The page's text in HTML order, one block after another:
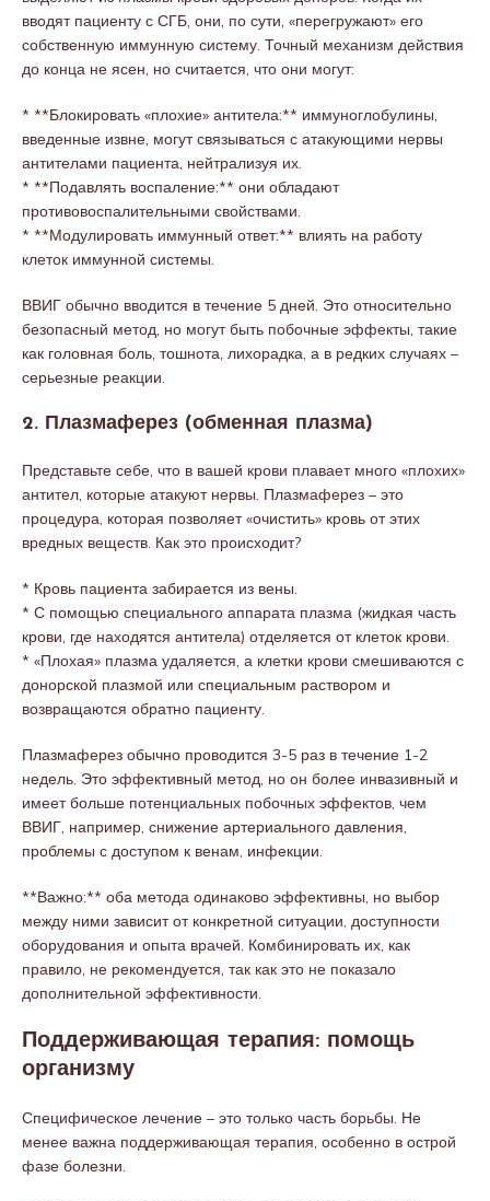
вводят пациенту с СГБ, они, по сути, «перегружают» его
собственную иммунную систему. Точный механизм действия
до конца не ясен, но считается, что они могут:
* **Блокировать «плохие» антитела:** иммуноглобулины,
введенные извне, могут связываться с атакующими нервы
антителами пациента, нейтрализуя их.
* **Подавлять воспаление:** они обладают
противовоспалительными свойствами.
* **Модулировать иммунный ответ:** влиять на работу
клеток иммунной системы.
ВВИГ обычно вводится в течение 5 дней. Это относительно
безопасный метод, но могут быть побочные эффекты, такие
как головная боль, тошнота, лихорадка, а в редких случаях –
серьезные реакции.
2. Плазмаферез (обменная плазма)
Представьте себе, что в вашей крови плавает много «плохих»
антител, которые атакуют нервы. Плазмаферез – это
процедура, которая позволяет «очистить» кровь от этих
вредных веществ. Как это происходит?
* Кровь пациента забирается из вены.
* С помощью специального аппарата плазма (жидкая часть
крови, где находятся антитела) отделяется от клеток крови.
* «Плохая» плазма удаляется, а клетки крови смешиваются с
донорской плазмой или специальным раствором и
возвращаются обратно пациенту.
Плазмаферез обычно проводится 3-5 раз в течение 1-2
недель. Это эффективный метод, но он более инвазивный и
имеет больше потенциальных побочных эффектов, чем
ВВИГ, например, снижение артериального давления,
проблемы с доступом к венам, инфекции.
**Важно:** оба метода одинаково эффективны, но выбор
между ними зависит от конкретной ситуации, доступности
оборудования и опыта врачей. Комбинировать их, как
правило, не рекомендуется, так как это не показало
дополнительной эффективности.
Поддерживающая терапия: помощь
организму
Специфическое лечение – это только часть борьбы. Не
менее важна поддерживающая терапия, особенно в острой
фазе болезни.